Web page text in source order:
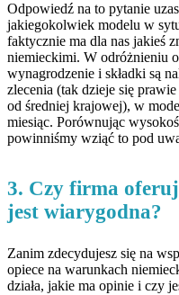
Odpowiedź na to pytanie
jakiegokolwiek modelu w
faktycznie ma dla nas jakieś
niemieckimi. W odróżnieniu
wynagrodzenie i składki są
zlecenia (tak dzieje się
od średniej krajowej), w
miesiąc. Porównując
powinniśmy wziąć to pod
3. Czy firma
jest wiarygodna?
Zanim zdecydujesz się na
opiece na warunkach
działa, jakie ma opinie i czy